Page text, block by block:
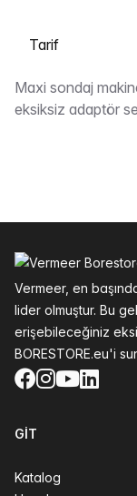
Bir sekme seçin
Tarif
Maxi sondaj
eksiksiz adaptör
Vermeer, en
lider olmuştur. Bu
erişebileceğiniz
BORESTORE.eu'i
Facebook
Instagram
YouTube
GIT
Katalog